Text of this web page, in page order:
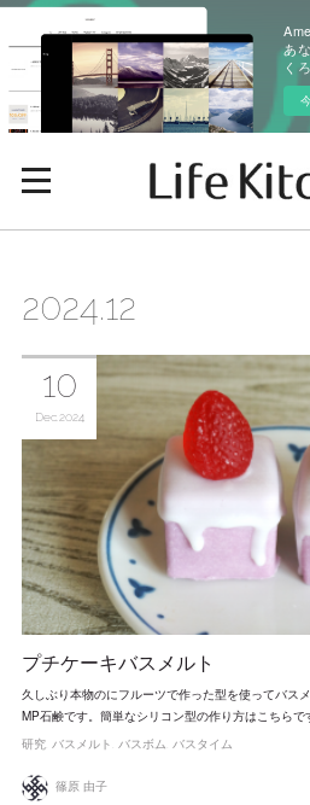
あ
く
2024.12
プチケーキバスメルト
久しぶり本物のにフルーツで作った型を使ってバス
MP石鹸です。簡単なシリコン型の作り方はこちら
10
Dec 2024
研究 バスメルト バスボム バスタイム
篠原 由子